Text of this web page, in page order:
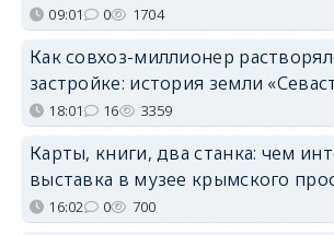
09:01 0 1704
Как совхоз-миллионер
застройке: история земли
18:01 16 3359
Карты, книги, два станка: чем
выставка в музее крымского
16:02 0 700